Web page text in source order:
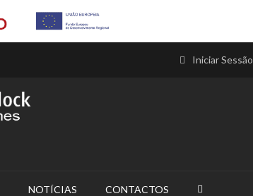
Iniciar Sessão
NOTÍCIAS CONTACTOS